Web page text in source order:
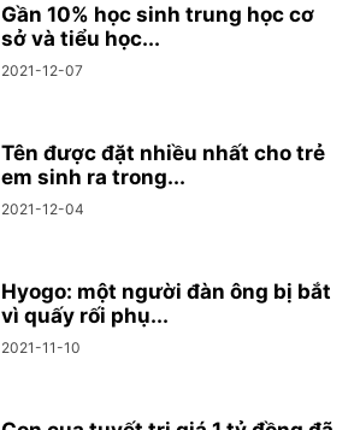
Gần 10% học sinh trung học cơ
sở và tiểu học...
2021-12-07
Tên được đặt nhiều nhất cho trẻ
em sinh ra trong...
2021-12-04
Hyogo: một người đàn ông bị bắt
vì quấy rối phụ...
2021-11-10